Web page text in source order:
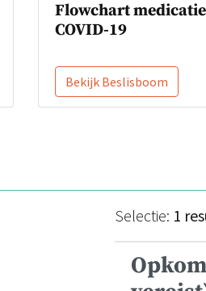
Flowchart medicatie
COVID-19
Bekijk Beslisboom
Selectie: 1